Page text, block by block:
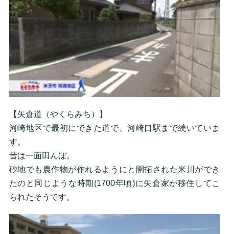
【矢倉道（やくらみち）】
河崎地区で最初にできた道で、河崎口駅まで続いていま
す。
昔は一面田んぼ。
砂地でも農作物が作れるようにと開拓された米川ができ
たのと同じような時期(1700年頃)に矢倉家が移住してこ
られたそうです。